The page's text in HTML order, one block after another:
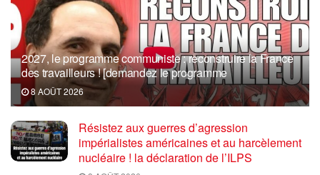
2027, le programme communiste : reconstruire la France
des travailleurs ! [demandez le programme
8 AOÛT 2026
Résistez aux guerres d’agression
impérialistes américaines et au harcèlement
nucléaire ! la déclaration de l’ILPS